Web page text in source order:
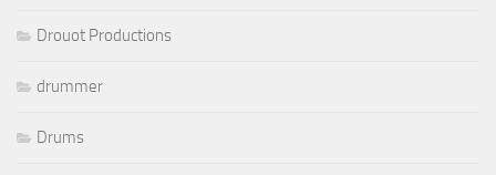
Drouot Productions
drummer
Drums